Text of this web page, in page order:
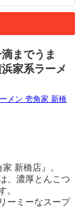
までうま
家系ラーメ
新橋店』。
、濃厚とんこつ
。
ーミーなスープ